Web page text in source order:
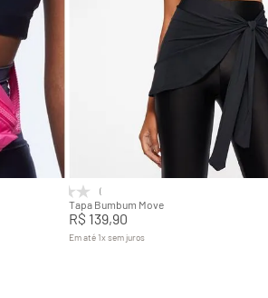
G
Adicionar na sacola
(0)
Tapa Bumbum Move
R$ 139,90
Em até 1xsem juros